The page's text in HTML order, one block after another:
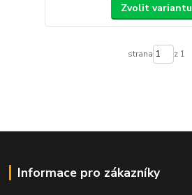
Zvolit variantu
strana z 1
Informace pro zákazníky